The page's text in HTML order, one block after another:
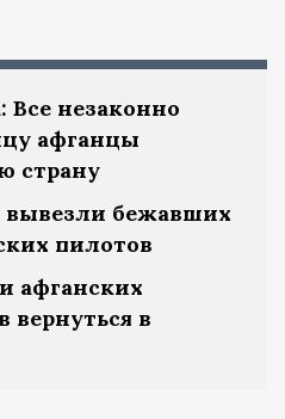
незаконно
афганцы
страну
бежавших
пилотов
афганских
вернуться в